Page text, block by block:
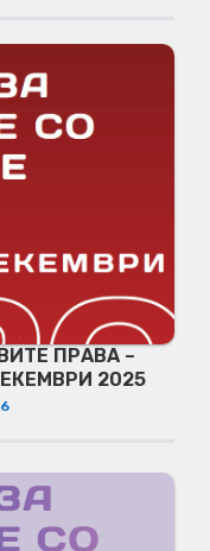
ПРАВА –
2025